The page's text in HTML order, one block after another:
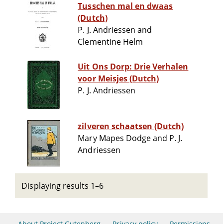
Tusschen mal en dwaas
(Dutch)
P. J. Andriessen and
Clementine Helm
Uit Ons Dorp: Drie Verhalen
voor Meisjes (Dutch)
P. J. Andriessen
zilveren schaatsen (Dutch)
Mary Mapes Dodge and P. J.
Andriessen
Displaying results 1–6